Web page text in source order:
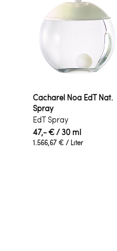
Cacharel Noa EdT Nat.
Spray
EdT Spray
47,- € / 30 ml
1.566,67 € / Liter